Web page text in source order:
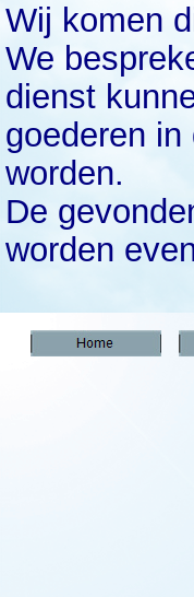
Wij komen
We
dienst
goederen
worden.
De
worden